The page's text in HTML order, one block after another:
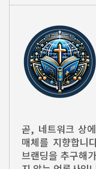
곧, 네트워크 상
매체를 지향합니
브랜딩을 추구해